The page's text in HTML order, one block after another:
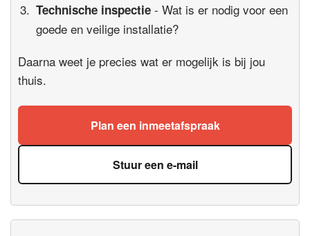
Technische inspectie - Wat is er nodig voor een
goede en veilige installatie?
Daarna weet je precies wat er mogelijk is bij jou
thuis.
Plan een inmeetafspraak
Stuur een e-mail